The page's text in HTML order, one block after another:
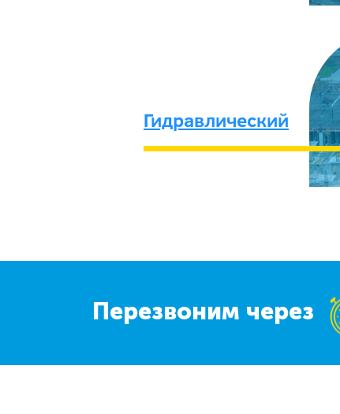
Гидравлический
Перезвоним через